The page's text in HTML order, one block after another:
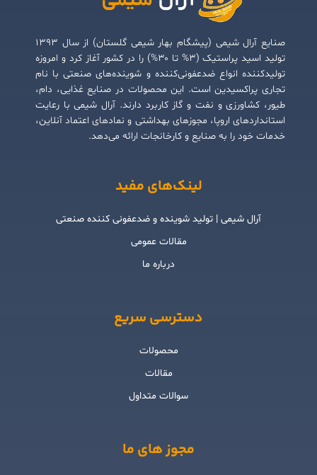
صنایع آرال شیمی (پیشگام بهار شیمی گلستان) از سال ۱۳۹۳
تولید اسید پراستیک (۳% تا ۳۰%) را در کشور آغاز کرد و امروزه
تولیدکننده انواع ضدعفونی‌کننده و شوینده‌های صنعتی با نام
تجاری پراکسیدین است. این محصولات در صنایع غذایی، دام،
طیور، کشاورزی و نفت و گاز کاربرد دارند. آرال شیمی با رعایت
استانداردهای اروپا، مجوزهای بهداشتی و نمادهای اعتماد آنلاین،
خدمات خود را به صنایع و کارخانجات ارائه می‌دهد.
لینک‌های مفید
آرال شیمی | تولید شوینده و ضدعفونی کننده صنعتی
مقالات عمومی
درباره ما
دسترسی سریع
محصولات
مقالات
سوالات متداول
مجوز های ما